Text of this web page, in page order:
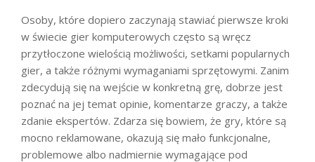
Osoby, które dopiero zaczynają stawiać pierwsze kroki
w świecie gier komputerowych często są wręcz
przytłoczone wielością możliwości, setkami popularnych
gier, a także różnymi wymaganiami sprzętowymi. Zanim
zdecydują się na wejście w konkretną grę, dobrze jest
poznać na jej temat opinie, komentarze graczy, a także
zdanie ekspertów. Zdarza się bowiem, że gry, które są
mocno reklamowane, okazują się mało funkcjonalne,
problemowe albo nadmiernie wymagające pod